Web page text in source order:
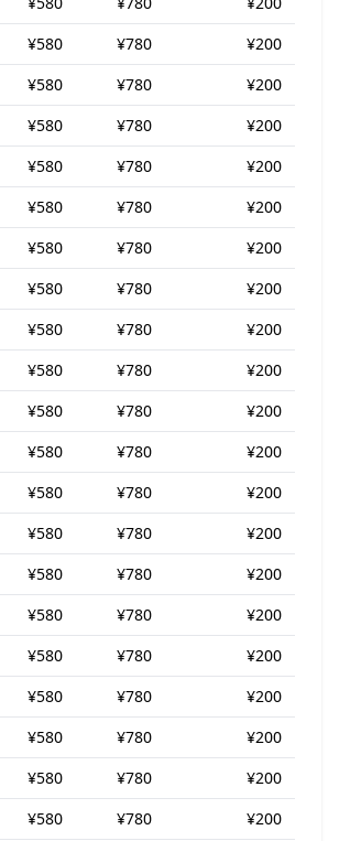
¥580 ¥780
¥200
¥580 ¥780
¥200
¥580 ¥780
¥200
¥580 ¥780
¥200
¥580 ¥780
¥200
¥580 ¥780
¥200
¥580 ¥780
¥200
¥580 ¥780
¥200
¥580 ¥780
¥200
¥580 ¥780
¥200
¥580 ¥780
¥200
¥580 ¥780
¥200
¥580 ¥780
¥200
¥580 ¥780
¥200
¥580 ¥780
¥200
¥580 ¥780
¥200
¥580 ¥780
¥200
¥580 ¥780
¥200
¥580 ¥780
¥200
¥580 ¥780
¥200